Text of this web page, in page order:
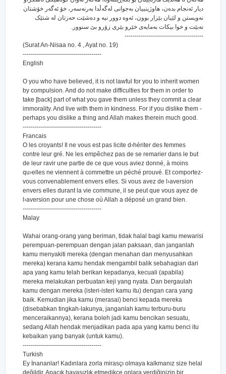
دیار ئه‌نجام بده‌ن، هاوژینییان به‌جوانی له‌گه‌ڵدا به‌رنه‌سه‌ر، خۆ ئه‌گه‌ر خۆشتان
نه‌ویستن و لێیان بێزار بوون، ئه‌وه دوور نیه و ده‌شێت حه‌زتان له شتێک
نه‌بێت و خوا بیکات به‌مایه‌ی خێرو بێری زۆرو بێ سنوور.
---------------------------------------
(Surat An-Nisaa no. 4 , Ayat no. 19)
---------------------------------------
English
O you who have believed, it is not lawful for you to inherit women
by compulsion. And do not make difficulties for them in order to
take [back] part of what you gave them unless they commit a clear
immorality. And live with them in kindness. For if you dislike them -
perhaps you dislike a thing and Allah makes therein much good.
---------------------------------------
Francais
O les croyants! Il ne vous est pas licite d›hériter des femmes
contre leur gré. Ne les empêchez pas de se remarier dans le but
de leur ravir une partie de ce que vous aviez donné, à moins
qu›elles ne viennent à commettre un péché prouvé. Et comportez-
vous convenablement envers elles. Si vous avez de l›aversion
envers elles durant la vie commune, il se peut que vous ayez de
l›aversion pour une chose où Allah a déposé un grand bien.
---------------------------------------
Malay
Wahai orang-orang yang beriman, tidak halal bagi kamu mewarisi
perempuan-perempuan dengan jalan paksaan, dan janganlah
kamu menyakiti mereka (dengan menahan dan menyusahkan
mereka) kerana kamu hendak mengambil balik sebahagian dari
apa yang kamu telah berikan kepadanya, kecuali (apabila)
mereka melakukan perbuatan keji yang nyata. Dan bergaulah
kamu dengan mereka (isteri-isteri kamu itu) dengan cara yang
baik. Kemudian jika kamu (merasai) benci kepada mereka
(disebabkan tingkah-lakunya, janganlah kamu terburu-buru
menceraikannya), kerana boleh jadi kamu bencikan sesuatu,
sedang Allah hendak menjadikan pada apa yang kamu benci itu
kebaikan yang banyak (untuk kamu).
---------------------------------------
Turkish
Ey İnananlar! Kadınlara zorla mirasçı olmaya kalkmanız size helal
değildir. Apaçık hayasızlık etmedikçe onlara verdiğinizin bir